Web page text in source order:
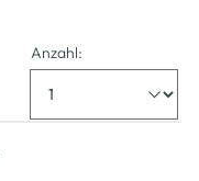
Anzahl: